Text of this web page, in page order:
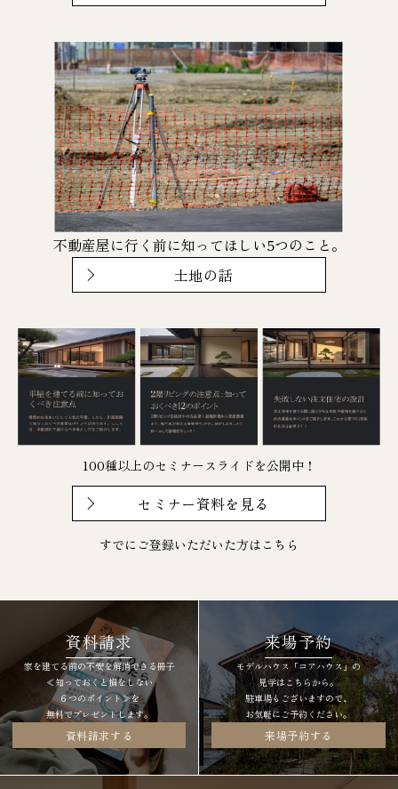
不動産屋に行く前に知ってほしい5つのこと。
土地の話
100種以上のセミナースライドを公開中！
セミナー資料を見る
すでにご登録いただいた方は こちら
資料請求
家を建てる前の不安を解消できる冊子
≪知っておくと損をしない
６つのポイント≫を
無料でプレゼントします。
資料請求する
来場予約
モデルハウス「コアハウス」の
見学はこちらから。
駐車場もございますので、
お気軽にご予約ください。
来場予約する